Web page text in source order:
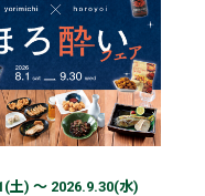
2026年03月
2026年02月
2025年12月
2025年11月
2025年10月
土) 〜 2026.9.30(水)